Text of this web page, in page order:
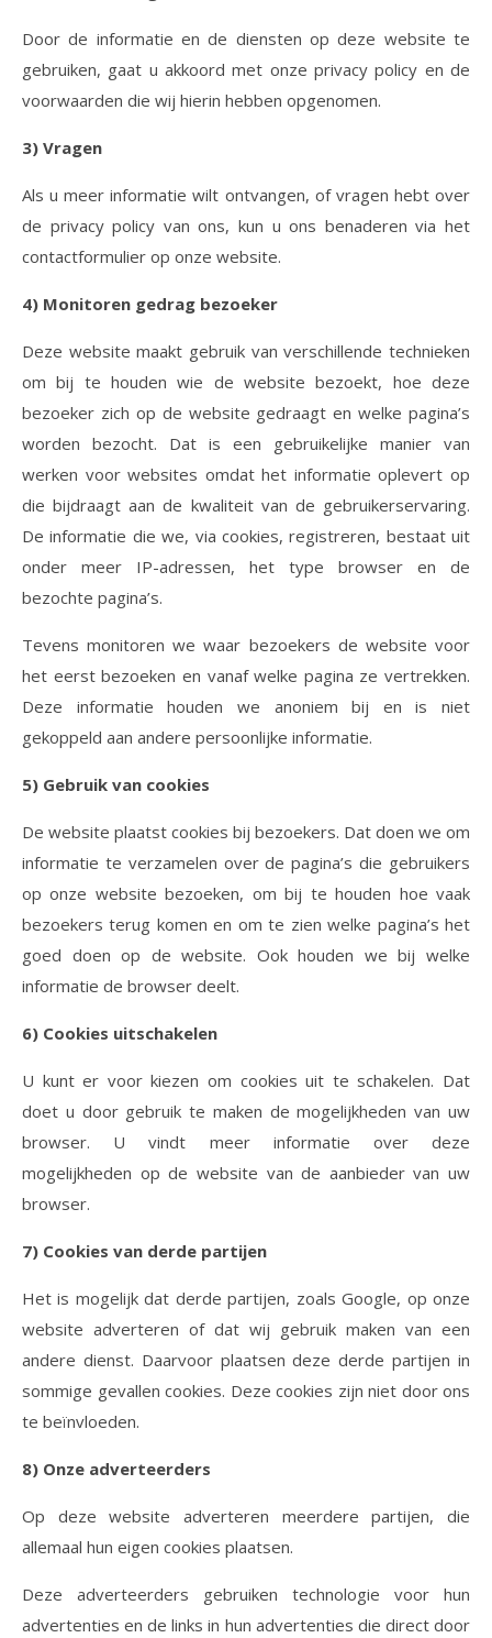
Door de informatie en de diensten op deze website te
gebruiken, gaat u akkoord met onze privacy policy en de
voorwaarden die wij hierin hebben opgenomen.
3) Vragen
Als u meer informatie wilt ontvangen, of vragen hebt over
de privacy policy van ons, kun u ons benaderen via het
contactformulier op onze website.
4) Monitoren gedrag bezoeker
Deze website maakt gebruik van verschillende technieken
om bij te houden wie de website bezoekt, hoe deze
bezoeker zich op de website gedraagt en welke pagina’s
worden bezocht. Dat is een gebruikelijke manier van
werken voor websites omdat het informatie oplevert op
die bijdraagt aan de kwaliteit van de gebruikerservaring.
De informatie die we, via cookies, registreren, bestaat uit
onder meer IP-adressen, het type browser en de
bezochte pagina’s.
Tevens monitoren we waar bezoekers de website voor
het eerst bezoeken en vanaf welke pagina ze vertrekken.
Deze informatie houden we anoniem bij en is niet
gekoppeld aan andere persoonlijke informatie.
5) Gebruik van cookies
De website plaatst cookies bij bezoekers. Dat doen we om
informatie te verzamelen over de pagina’s die gebruikers
op onze website bezoeken, om bij te houden hoe vaak
bezoekers terug komen en om te zien welke pagina’s het
goed doen op de website. Ook houden we bij welke
informatie de browser deelt.
6) Cookies uitschakelen
U kunt er voor kiezen om cookies uit te schakelen. Dat
doet u door gebruik te maken de mogelijkheden van uw
browser. U vindt meer informatie over deze
mogelijkheden op de website van de aanbieder van uw
browser.
7) Cookies van derde partijen
Het is mogelijk dat derde partijen, zoals Google, op onze
website adverteren of dat wij gebruik maken van een
andere dienst. Daarvoor plaatsen deze derde partijen in
sommige gevallen cookies. Deze cookies zijn niet door ons
te beïnvloeden.
8) Onze adverteerders
Op deze website adverteren meerdere partijen, die
allemaal hun eigen cookies plaatsen.
Deze adverteerders gebruiken technologie voor hun
advertenties en de links in hun advertenties die direct door